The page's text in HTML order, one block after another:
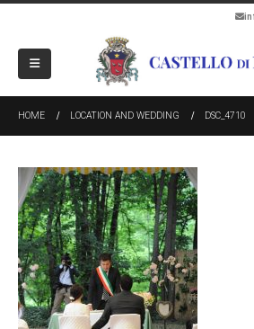
HOME LOCATION AND WEDDING DSC_4710